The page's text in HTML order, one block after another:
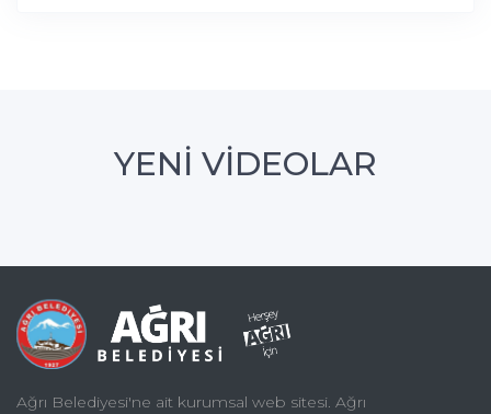
YENİ VİDEOLAR
Ağrı Belediyesi'ne ait kurumsal web sitesi. Ağrı